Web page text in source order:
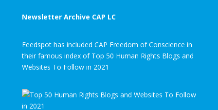
Newsletter Archive CAP LC
Feedspot has included CAP Freedom of Conscience in
their famous index of Top 50 Human Rights Blogs and
Websites To Follow in 2021